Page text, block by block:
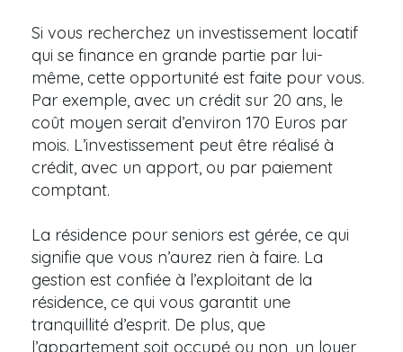
Si vous recherchez un investissement locatif
qui se finance en grande partie par lui-
même, cette opportunité est faite pour vous.
Par exemple, avec un crédit sur 20 ans, le
coût moyen serait d’environ 170 Euros par
mois. L’investissement peut être réalisé à
crédit, avec un apport, ou par paiement
comptant.
La résidence pour seniors est gérée, ce qui
signifie que vous n’aurez rien à faire. La
gestion est confiée à l’exploitant de la
résidence, ce qui vous garantit une
tranquillité d’esprit. De plus, que
l’appartement soit occupé ou non, un loyer